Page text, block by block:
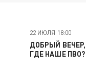
22 ИЮЛЯ 18:00
ДОБРЫЙ
ГДЕ НАШЕ ПВО?